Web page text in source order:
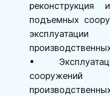
реконструкция
подъемных